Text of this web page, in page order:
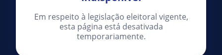
Em respeito à legislação eleitoral vigente,
esta página está desativada
temporariamente.